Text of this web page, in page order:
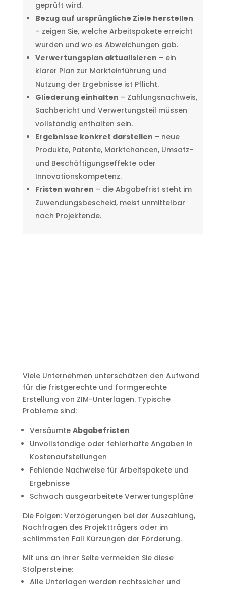
geprüft wird.
Bezug auf ursprüngliche Ziele herstellen
– zeigen Sie, welche Arbeitspakete erreicht
wurden und wo es Abweichungen gab.
Verwertungsplan aktualisieren – ein
klarer Plan zur Markteinführung und
Nutzung der Ergebnisse ist Pflicht.
Gliederung einhalten – Zahlungsnachweis,
Sachbericht und Verwertungsteil müssen
vollständig enthalten sein.
Ergebnisse konkret darstellen – neue
Produkte, Patente, Marktchancen, Umsatz-
und Beschäftigungseffekte oder
Innovationskompetenz.
Fristen wahren – die Abgabefrist steht im
Zuwendungsbescheid, meist unmittelbar
nach Projektende.
Viele Unternehmen unterschätzen den Aufwand
für die fristgerechte und formgerechte
Erstellung von ZIM-Unterlagen. Typische
Probleme sind:
Versäumte Abgabefristen
Unvollständige oder fehlerhafte Angaben in
Kostenaufstellungen
Fehlende Nachweise für Arbeitspakete und
Ergebnisse
Schwach ausgearbeitete Verwertungspläne
Die Folgen: Verzögerungen bei der Auszahlung,
Nachfragen des Projektträgers oder im
schlimmsten Fall Kürzungen der Förderung.
Mit uns an Ihrer Seite vermeiden Sie diese
Stolpersteine:
Alle Unterlagen werden rechtssicher und